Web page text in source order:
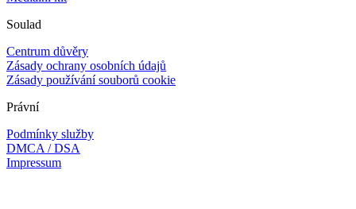
Soulad
Centrum důvěry
Zásady ochrany osobních údajů
Zásady používání souborů cookie
Právní
Podmínky služby
DMCA / DSA
Impressum